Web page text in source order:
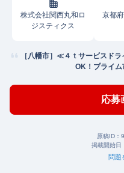
株式会社関西丸和ロ
ジスティクス
京都
［八幡市］≪４ｔサービスド
OK！プライ
応募
原稿ID：
掲載開始日
問題